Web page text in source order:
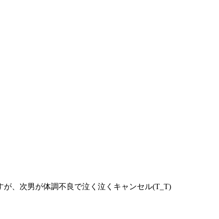
、次男が体調不良で泣く泣くキャンセル(T_T)